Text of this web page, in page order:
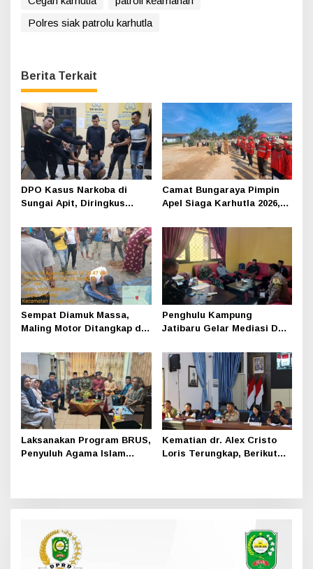
Polres siak patrolu karhutla
Berita Terkait
DPO Kasus Narkoba di
Sungai Apit, Diringkus
Camat Bungaraya Pimpin
Apel Siaga Karhutla 2026,
Perusahaan dan
Masyarakat Dikuatkan
Sempat Diamuk Massa,
Maling Motor Ditangkap di
Penghulu Kampung
Jatibaru Gelar Mediasi Dua
Pihak Tak Hadir
Laksanakan Program BRUS,
Penyuluh Agama Islam
Kematian dr. Alex Cristo
Loris Terungkap, Berikut